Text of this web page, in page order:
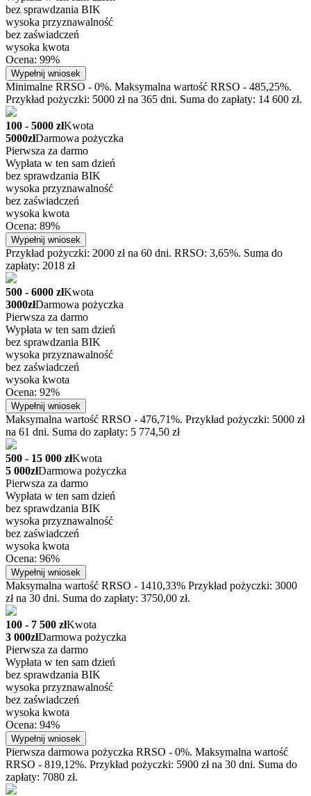
bez sprawdzania BIK
wysoka przyznawalność
bez zaświadczeń
wysoka kwota
Ocena: 99%
Wypełnij wniosek
Minimalne RRSO - 0%. Maksymalna wartość RRSO - 485,25%.
Przykład pożyczki: 5000 zł na 365 dni. Suma do zapłaty: 14 600 zł.
100 - 5000 złKwota
5000złDarmowa pożyczka
Pierwsza za darmo
Wypłata w ten sam dzień
bez sprawdzania BIK
wysoka przyznawalność
bez zaświadczeń
wysoka kwota
Ocena: 89%
Wypełnij wniosek
Przykład pożyczki: 2000 zł na 60 dni. RRSO: 3,65%. Suma do
zapłaty: 2018 zł
500 - 6000 złKwota
3000złDarmowa pożyczka
Pierwsza za darmo
Wypłata w ten sam dzień
bez sprawdzania BIK
wysoka przyznawalność
bez zaświadczeń
wysoka kwota
Ocena: 92%
Wypełnij wniosek
Maksymalna wartość RRSO - 476,71%. Przykład pożyczki: 5000 zł
na 61 dni. Suma do zapłaty: 5 774,50 zł
500 - 15 000 złKwota
5 000złDarmowa pożyczka
Pierwsza za darmo
Wypłata w ten sam dzień
bez sprawdzania BIK
wysoka przyznawalność
bez zaświadczeń
wysoka kwota
Ocena: 96%
Wypełnij wniosek
Maksymalna wartość RRSO - 1410,33% Przykład pożyczki: 3000
zł na 30 dni. Suma do zapłaty: 3750,00 zł.
100 - 7 500 złKwota
3 000złDarmowa pożyczka
Pierwsza za darmo
Wypłata w ten sam dzień
bez sprawdzania BIK
wysoka przyznawalność
bez zaświadczeń
wysoka kwota
Ocena: 94%
Wypełnij wniosek
Pierwsza darmowa pożyczka RRSO - 0%. Maksymalna wartość
RRSO - 819,12%. Przykład pożyczki: 5900 zł na 30 dni. Suma do
zapłaty: 7080 zł.